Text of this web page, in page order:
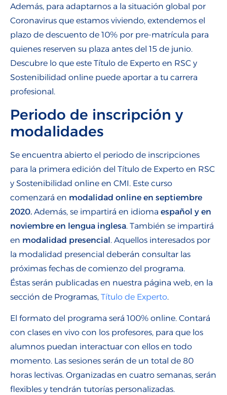
Además, para adaptarnos a la situación global por
Coronavirus que estamos viviendo, extendemos el
plazo de descuento de 10% por pre-matrícula para
quienes reserven su plaza antes del 15 de junio.
Descubre lo que este Título de Experto en RSC y
Sostenibilidad online puede aportar a tu carrera
profesional.
Periodo de inscripción y
modalidades
Se encuentra abierto el periodo de inscripciones
para la primera edición del Título de Experto en RSC
y Sostenibilidad online en CMI. Este curso
comenzará en modalidad online en septiembre
2020. Además, se impartirá en idioma español y en
noviembre en lengua inglesa. También se impartirá
en modalidad presencial. Aquellos interesados por
la modalidad presencial deberán consultar las
próximas fechas de comienzo del programa.
Éstas serán publicadas en nuestra página web, en la
sección de Programas, Título de Experto.
El formato del programa será 100% online. Contará
con clases en vivo con los profesores, para que los
alumnos puedan interactuar con ellos en todo
momento. Las sesiones serán de un total de 80
horas lectivas. Organizadas en cuatro semanas, serán
flexibles y tendrán tutorías personalizadas.